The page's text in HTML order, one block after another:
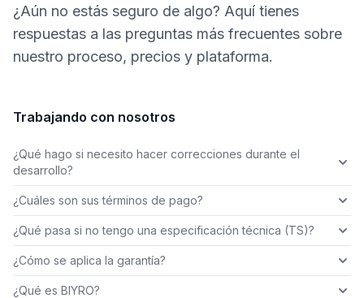
¿Aún no estás seguro de algo? Aquí tienes
respuestas a las preguntas más frecuentes sobre
nuestro proceso, precios y plataforma.
Trabajando con nosotros
¿Qué hago si necesito hacer correcciones durante el
desarrollo?
¿Cuáles son sus términos de pago?
¿Qué pasa si no tengo una especificación técnica (TS)?
¿Cómo se aplica la garantía?
¿Qué es BIYRO?